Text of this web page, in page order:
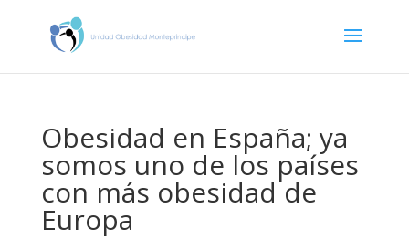
Obesidad en España; ya
somos uno de los países
con más obesidad de
Europa